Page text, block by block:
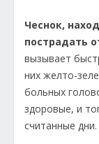
Чеснок,
пострадать
вызывает
них желто-
больных
здоровые, и
считанные дни.